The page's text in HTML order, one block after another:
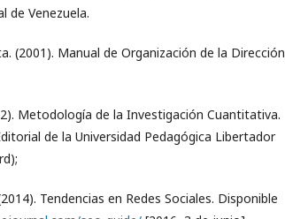
de Venezuela.
(2001). Manual de Organización de la Dirección
Metodología de la Investigación Cuantitativa.
de la Universidad Pedagógica Libertador
Tendencias en Redes Sociales. Disponible